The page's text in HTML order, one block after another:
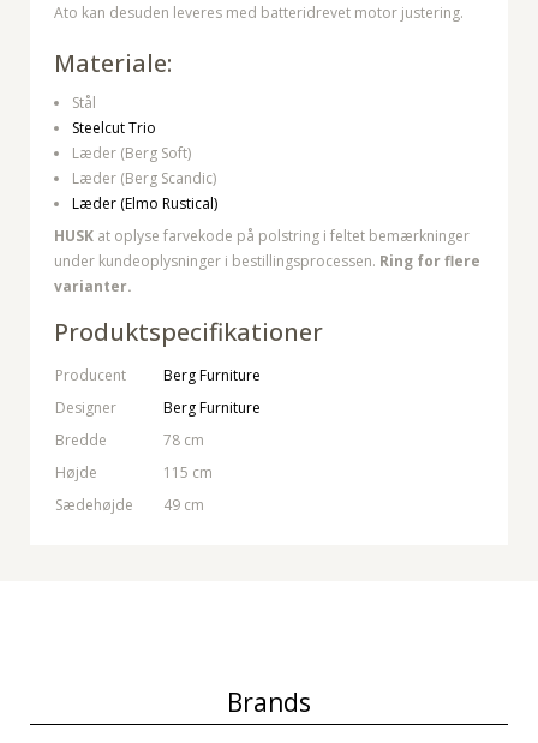
Ato kan desuden leveres med batteridrevet motor justering.
Materiale:
Stål
Steelcut Trio
Læder (Berg Soft)
Læder (Berg Scandic)
Læder (Elmo Rustical)
HUSK at oplyse farvekode på polstring i feltet bemærkninger
under kundeoplysninger i bestillingsprocessen. Ring for flere
varianter.
Produktspecifikationer
Producent
Berg Furniture
Designer
Berg Furniture
Bredde
78 cm
Højde
115 cm
Sædehøjde
49 cm
Brands